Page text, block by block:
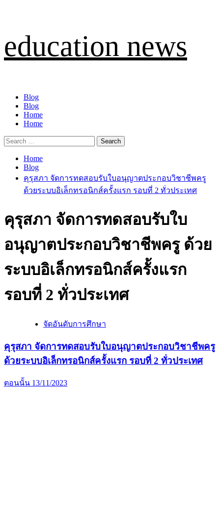
to
content
education news
Primary
Menu
Blog
Blog
Home
Home
Search
for:
Home
Blog
คุรุสภา จัดการทดสอบรับใบอนุญาตประกอบวิชาชีพครู
ด้วยระบบอิเล็กทรอนิกส์ครั้งแรก รอบที่ 2 ทั่วประเทศ
คุรุสภา จัดการทดสอบรับใบ
อนุญาตประกอบวิชาชีพครู ด้วย
ระบบอิเล็กทรอนิกส์ครั้งแรก
รอบที่ 2 ทั่วประเทศ
จัดอันดับการศึกษา
คุรุสภา จัดการทดสอบรับใบอนุญาตประกอบวิชาชีพครู
ด้วยระบบอิเล็กทรอนิกส์ครั้งแรก รอบที่ 2 ทั่วประเทศ
ตอนนั้น 13/11/2023